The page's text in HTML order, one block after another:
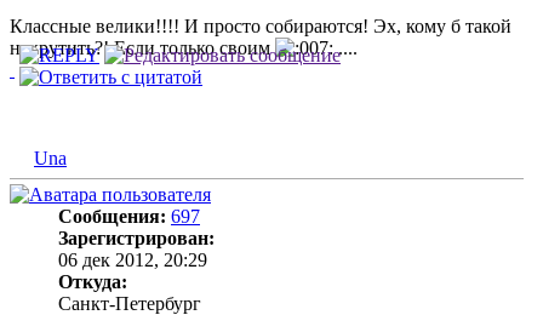
Классные велики!!!! И просто собираются! Эх, кому б такой
накрутить?! Если только своим
....
Una
Сообщения: 697
Зарегистрирован:
06 дек 2012, 20:29
Откуда:
Санкт-Петербург